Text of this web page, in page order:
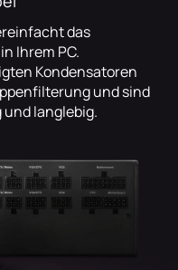
das
Ihrem PC.
Kondensatoren
und sind
und langlebig.